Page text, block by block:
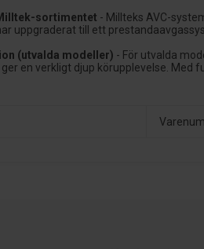
sortimentet - Millteks AVC-
uppgraderat till ett
(utvalda modeller) - För utvalda
en verkligt djup körupplevelse. Med